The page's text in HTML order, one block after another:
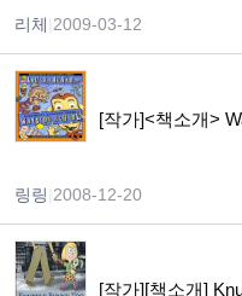
리체 2009-03-12
링링 2008-12-20
[작가][책소개]